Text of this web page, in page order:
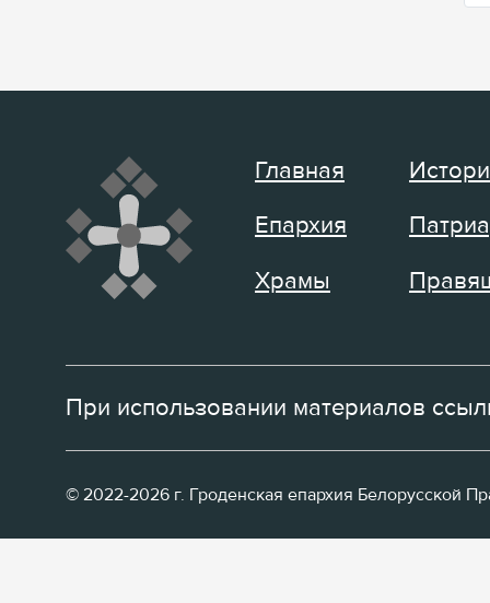
Главная
Епархия
Храмы
При использовании материалов
© 2022-2026 г. Гроденская епархия Белорусской